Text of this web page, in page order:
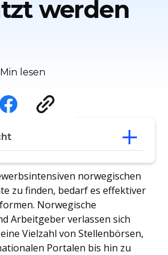
werden
Min lesen
in Norwegen für
des norwegischen
für 2025
Fragen
norwegischen
zu finden, bedarf es effektiver
Norwegische
Arbeitgeber verlassen sich
Vielzahl von Stellenbörsen,
Portalen bis hin zu